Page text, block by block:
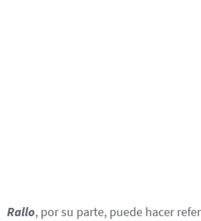
Rallo, por su parte, puede hacer